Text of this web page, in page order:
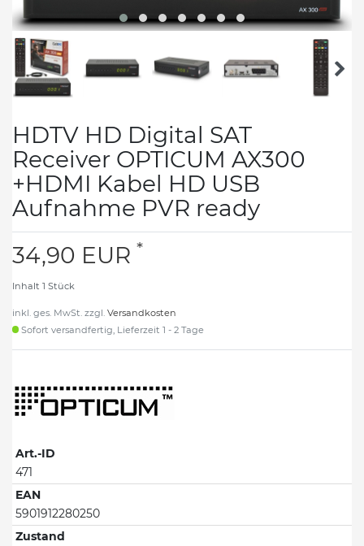
HDTV HD Digital SAT
Receiver OPTICUM AX300
+HDMI Kabel HD USB
Aufnahme PVR ready
34,90 EUR *
Inhalt 1 Stück
inkl. ges. MwSt. zzgl. Versandkosten
Sofort versandfertig, Lieferzeit 1 - 2 Tage
Art.-ID
471
EAN
5901912280250
Zustand